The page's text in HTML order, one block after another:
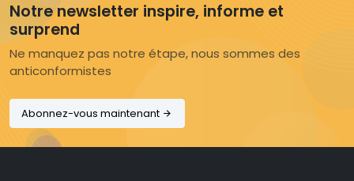
Notre newsletter inspire, informe et
surprend
Ne manquez pas notre étape, nous sommes des
anticonformistes
Abonnez-vous maintenant